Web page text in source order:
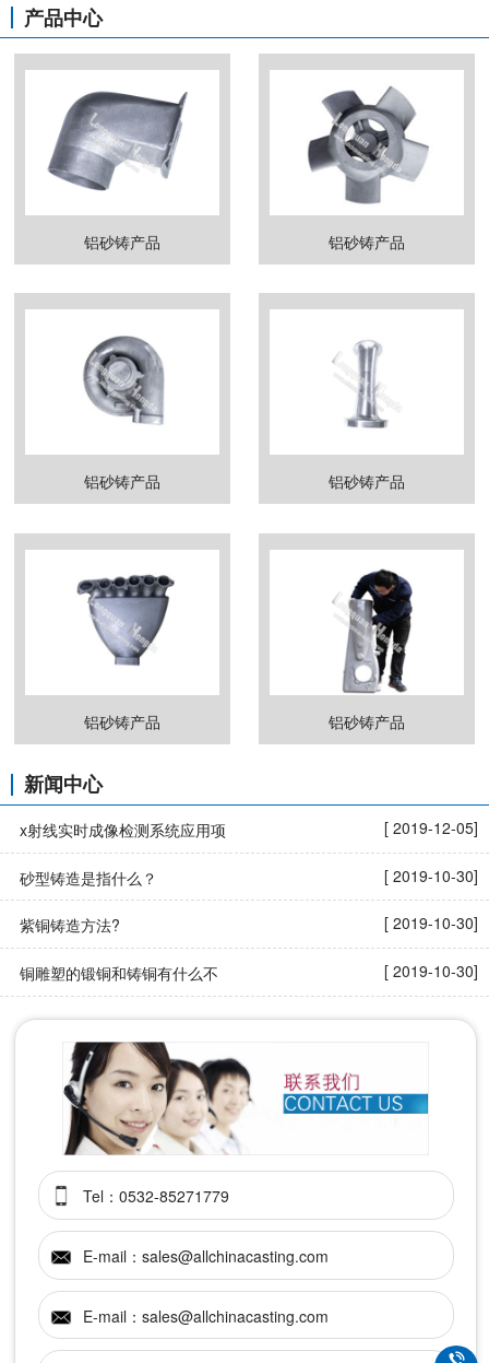
产品中心
铝砂铸产品 铝砂铸产品
铝砂铸产品 铝砂铸产品
铝砂铸产品 铝砂铸产品
新闻中心
x射线实时成像检测系统应用项 [ 2019-12-05]
砂型铸造是指什么？ [ 2019-10-30]
紫铜铸造方法? [ 2019-10-30]
铜雕塑的锻铜和铸铜有什么不 [ 2019-10-30]
Tel：0532-85271779
E-mail：sales@allchinacasting.com
E-mail：sales@allchinacasting.com